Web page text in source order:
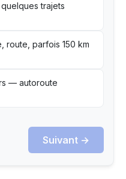
trajets
route, parfois 150 km
— autoroute
Suivant →